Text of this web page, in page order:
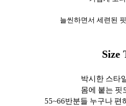
늘씬하면서 세련된
Size
박시한 스타
몸에 붙는 핏
55~66반분들 누구나 편